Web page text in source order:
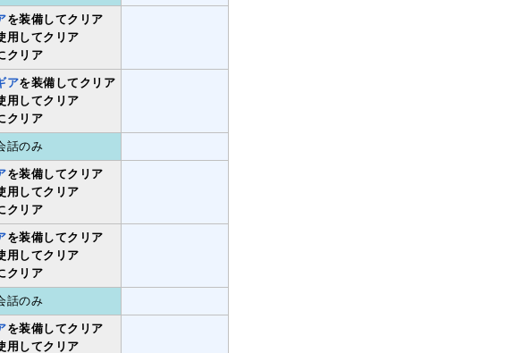
を装備してクリア
用してクリア
クリア
アを装備してクリア
用してクリア
クリア
話のみ
を装備してクリア
用してクリア
クリア
を装備してクリア
用してクリア
クリア
話のみ
を装備してクリア
用してクリア